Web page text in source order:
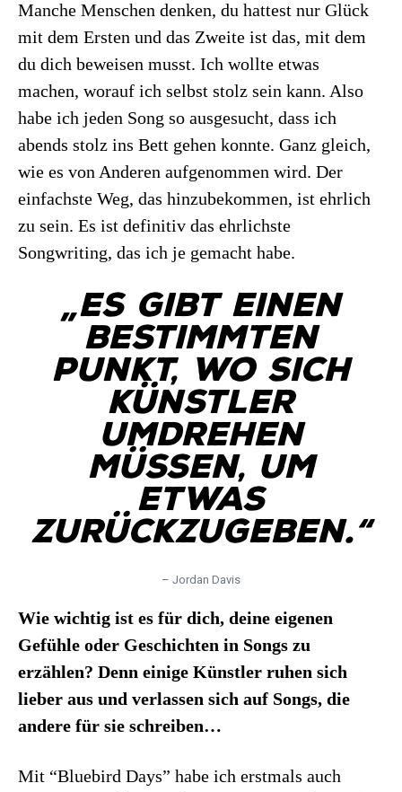
Manche Menschen denken, du hattest nur Glück
mit dem Ersten und das Zweite ist das, mit dem
du dich beweisen musst. Ich wollte etwas
machen, worauf ich selbst stolz sein kann. Also
habe ich jeden Song so ausgesucht, dass ich
abends stolz ins Bett gehen konnte. Ganz gleich,
wie es von Anderen aufgenommen wird. Der
einfachste Weg, das hinzubekommen, ist ehrlich
zu sein. Es ist definitiv das ehrlichste
Songwriting, das ich je gemacht habe.
„Es gibt einen
bestimmten
Punkt, wo sich
Künstler
umdrehen
müssen, um
etwas
zurückzugeben.“
– Jordan Davis
Wie wichtig ist es für dich, deine eigenen
Gefühle oder Geschichten in Songs zu
erzählen? Denn einige Künstler ruhen sich
lieber aus und verlassen sich auf Songs, die
andere für sie schreiben…
Mit “Bluebird Days” habe ich erstmals auch